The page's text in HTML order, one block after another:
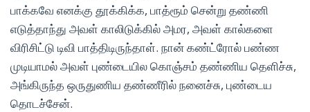
பாக்கவே எனக்கு தூக்கிக்க, பாத்ரூம் சென்று தண்ணி
எடுத்தாந்து அவள் காலிடுக்கில் அமர, அவள் கால்களை
விரிசிட்டு டிவி பாத்திடிருந்தாள். நான் கண்ட்ரோல் பண்ண
முடியாமல் அவள் புண்டையில கொஞ்சம் தண்ணிய தெளிச்சு,
அங்கிருந்த ஒருதுணிய தண்ணீரில் நனைச்சு, புண்டைய
தொடச்சேன்.